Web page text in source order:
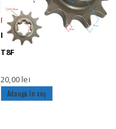
Pinion Fata
Pinion pocket ATV 11Dinti
T8F
20,00lei
Adaugă în coș